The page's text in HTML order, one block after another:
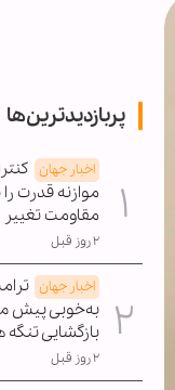
پربازدیدترین‌ها
اخبار جهان
موازنه قدرت
مقاومت
۲ روز قبل
اخبار جهان
به‌خوبی پیش
بازگشایی
۲ روز قبل